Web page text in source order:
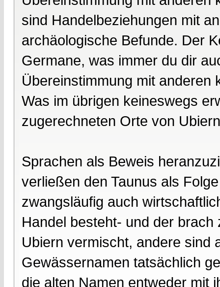
sind Handelbeziehungen mit
archäologische Befunde. Der
Germane, was immer du dir
Übereinstimmung mit
Was im übrigen keineswegs
zugerechneten Orte von
Sprachen als Beweis
verließen den Taunus als
zwangsläufig auch
Handel besteht- und der
Ubiern vermischt, andere sind
Gewässernamen tatsächlich
die alten Namen entweder mit